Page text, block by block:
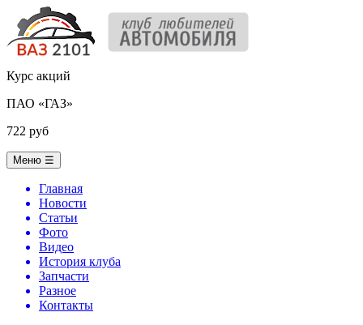
Курс акций
ПАО «ГАЗ»
722 руб
Меню ☰
Главная
Новости
Статьи
Фото
Видео
История клуба
Запчасти
Разное
Контакты